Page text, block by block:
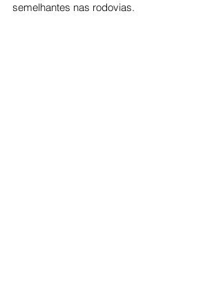
semelhantes nas rodovias.